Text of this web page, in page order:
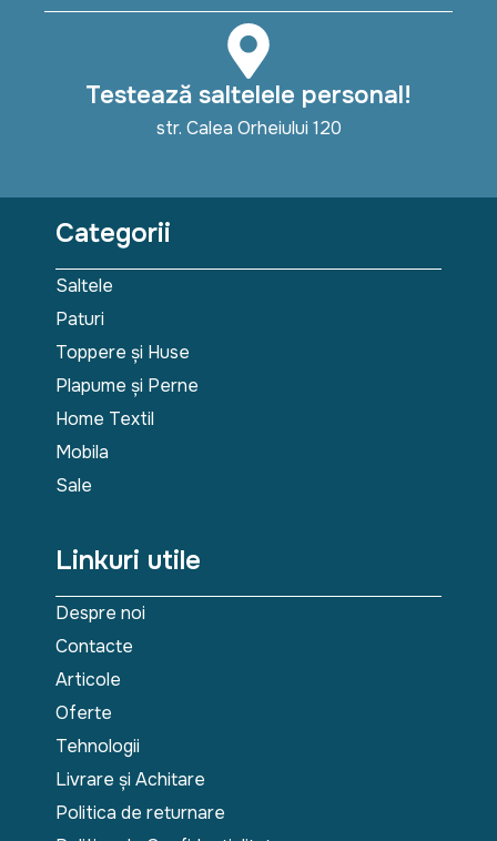
Testează saltelele personal!
str. Calea Orheiului 120
Categorii
Saltele
Paturi
Toppere și Huse
Plapume și Perne
Home Textil
Mobila
Sale
Linkuri utile
Despre noi
Contacte
Articole
Oferte
Tehnologii
Livrare și Achitare
Politica de returnare